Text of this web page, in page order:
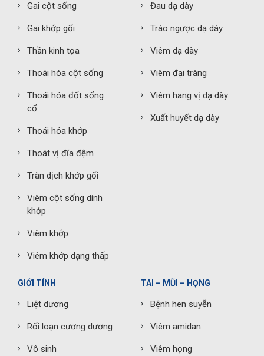
Gai cột sống
Gai khớp gối
Thần kinh tọa
Thoái hóa cột sống
Thoái hóa đốt sống
cổ
Thoái hóa khớp
Thoát vị đĩa đệm
Tràn dịch khớp gối
Viêm cột sống dính
khớp
Viêm khớp
Viêm khớp dạng thấp
Đau dạ dày
Trào ngược dạ dày
Viêm dạ dày
Viêm đại tràng
Viêm hang vị dạ dày
Xuất huyết dạ dày
GIỚI TÍNH
Liệt dương
Rối loạn cương dương
Vô sinh
TAI – MŨI – HỌNG
Bệnh hen suyễn
Viêm amidan
Viêm họng